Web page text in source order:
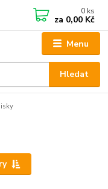
Menu
Hledat
0 ks
za 0,00 Kč